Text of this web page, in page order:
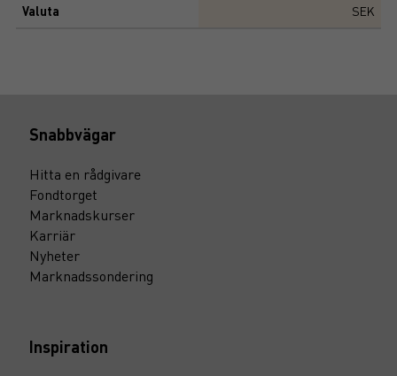
Valuta SEK
Snabbvägar
Hitta en rådgivare
Fondtorget
Marknadskurser
Karriär
Nyheter
Marknadssondering
Inspiration